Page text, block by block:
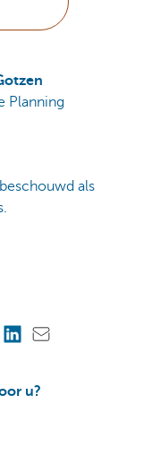
Planning
als
u?